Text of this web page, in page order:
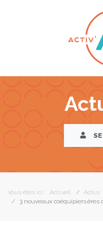
Vous êtes ici : Accueil Actus
3 nouveaux coéquipiers.ères